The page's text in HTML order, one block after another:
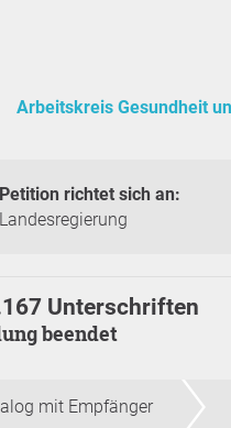
Arbeitskreis Gesundheit
Petition richtet sich an:
Landesregierung
Unterschriften
beendet
mit Empfänger